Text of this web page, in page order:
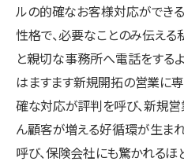
ルの的確なお客様対応ができる
性格で、必要なことのみ伝える
と親切な事務所へ電話をする
はますます新規開拓の営業に専
確な対応が評判を呼び、新規営
ん顧客が増える好循環が生ま
呼び、保険会社にも驚かれる